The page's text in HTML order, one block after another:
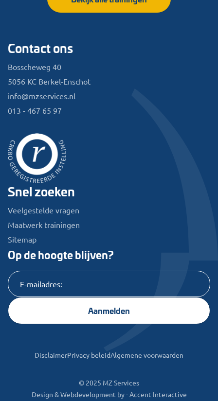
Contact ons
Bosscheweg 40
5056 KC Berkel-Enschot
info@mzservices.nl
013 - 467 65 97
Snel zoeken
Veelgestelde vragen
Maatwerk trainingen
Sitemap
Op de hoogte blijven?
Aanmelden
© 2025 MZ Services
Design & Webdevelopment by -Accent Interactive
DisclaimerPrivacy beleidAlgemene voorwaarden